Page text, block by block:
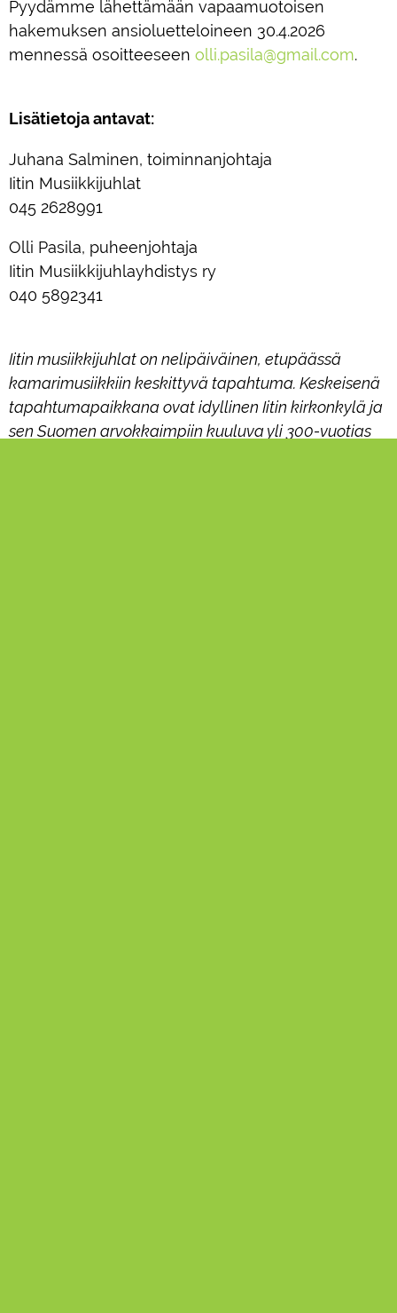
Pyydämme lähettämään vapaamuotoisen
hakemuksen ansioluetteloineen 30.4.2026
mennessä osoitteeseen olli.pasila@gmail.com.
Lisätietoja antavat:
Juhana Salminen, toiminnanjohtaja
Iitin Musiikkijuhlat
045 2628991
Olli Pasila, puheenjohtaja
Iitin Musiikkijuhlayhdistys ry
040 5892341
Iitin musiikkijuhlat on nelipäiväinen, etupäässä
kamarimusiikkiin keskittyvä tapahtuma. Keskeisenä
tapahtumapaikkana ovat idyllinen Iitin kirkonkylä ja
sen Suomen arvokkaimpiin kuuluva yli 300-vuotias